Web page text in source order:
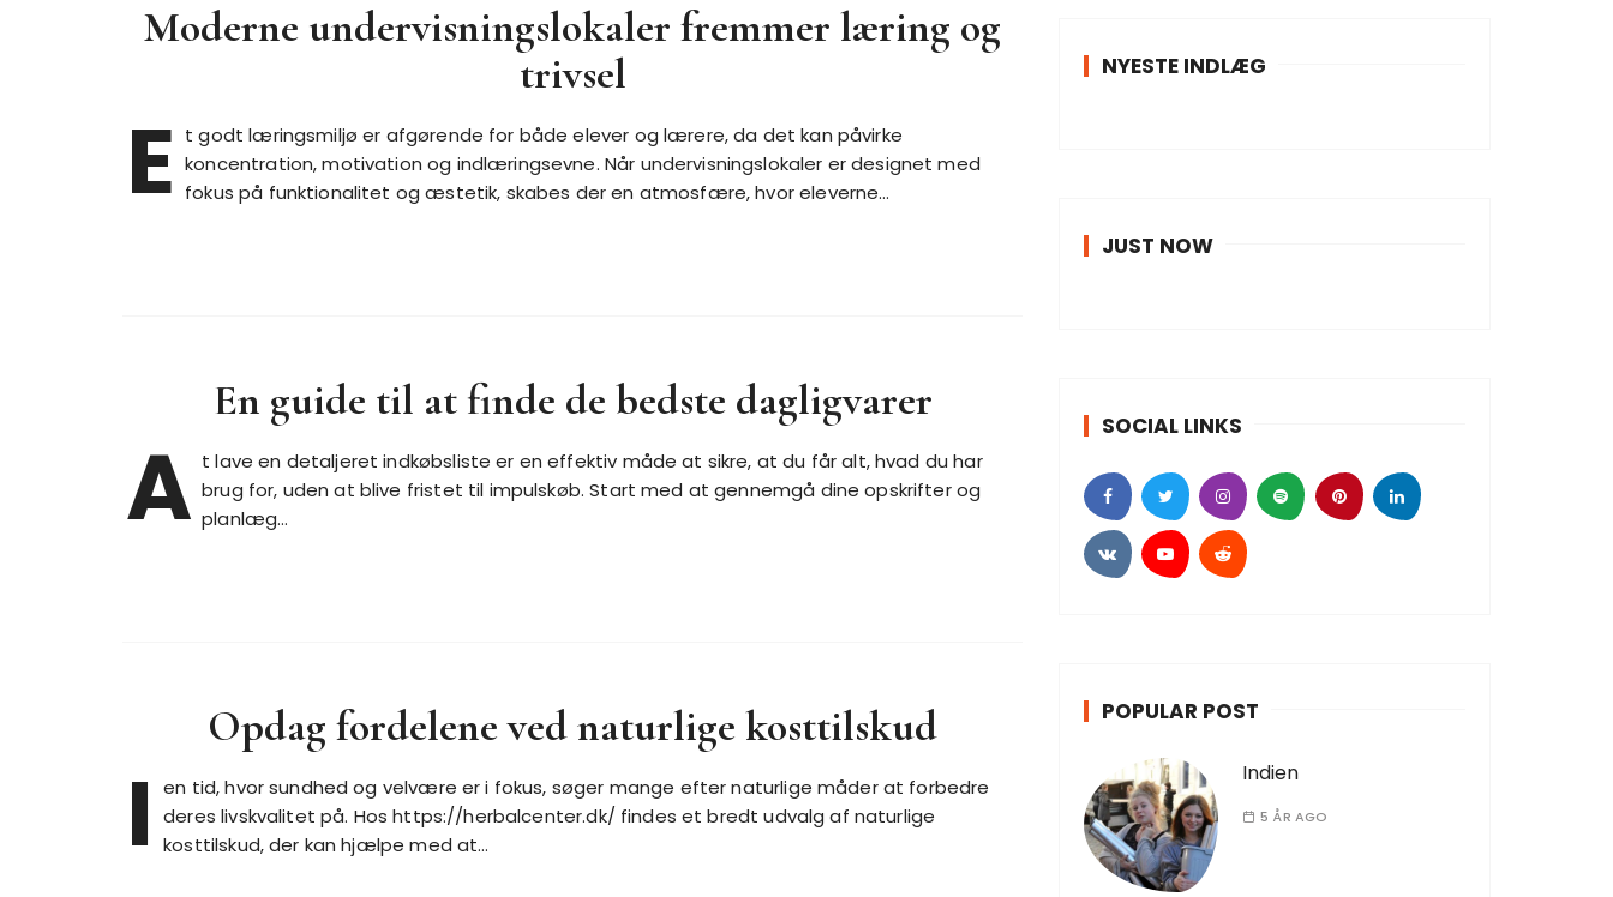
Moderne undervisningslokaler fremmer læring og
trivsel
E t godt læringsmiljø er afgørende for både elever og lærere, da det kan påvirke
koncentration, motivation og indlæringsevne. Når undervisningslokaler er designet med
fokus på funktionalitet og æstetik, skabes der en atmosfære, hvor eleverne…
En guide til at finde de bedste dagligvarer
A t lave en detaljeret indkøbsliste er en effektiv måde at sikre, at du får alt, hvad du har
brug for, uden at blive fristet til impulskøb. Start med at gennemgå dine opskrifter og
planlæg…
Opdag fordelene ved naturlige kosttilskud
I
en tid, hvor sundhed og velvære er i fokus, søger mange efter naturlige måder at forbedre
deres livskvalitet på. Hos https://herbalcenter.dk/ findes et bredt udvalg af naturlige
kosttilskud, der kan hjælpe med at…
NYESTE INDLÆG
JUST NOW
SOCIAL LINKS
POPULAR POST
Indien
5 ÅR AGO